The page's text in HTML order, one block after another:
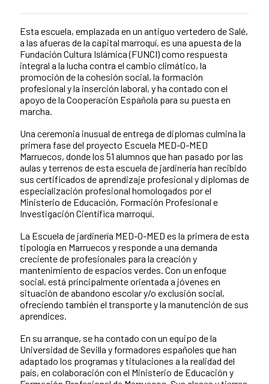
Contenido de la noticia
Esta escuela, emplazada en un antiguo vertedero de Salé,
a las afueras de la capital marroquí, es una apuesta de la
Fundación Cultura Islámica (FUNCI) como respuesta
integral a la lucha contra el cambio climático, la
promoción de la cohesión social, la formación
profesional y la inserción laboral, y ha contado con el
apoyo de la Cooperación Española para su puesta en
marcha.
Una ceremonia inusual de entrega de diplomas culmina la
primera fase del proyecto Escuela MED-O-MED
Marruecos, donde los 51 alumnos que han pasado por las
aulas y terrenos de esta escuela de jardinería han recibido
sus certificados de aprendizaje profesional y diplomas de
especialización profesional homologados por el
Ministerio de Educación, Formación Profesional e
Investigación Científica marroquí.
La Escuela de jardinería MED-O-MED es la primera de esta
tipología en Marruecos y responde a una demanda
creciente de profesionales para la creación y
mantenimiento de espacios verdes. Con un enfoque
social, está principalmente orientada a jóvenes en
situación de abandono escolar y/o exclusión social,
ofreciendo también el transporte y la manutención de sus
aprendices.
En su arranque, se ha contado con un equipo de la
Universidad de Sevilla y formadores españoles que han
adaptado los programas y titulaciones a la realidad del
país, en colaboración con el Ministerio de Educación y